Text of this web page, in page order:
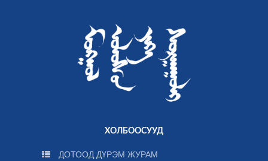
ХОЛБООСУУД
ДОТООД ДҮРЭМ ЖУРАМ